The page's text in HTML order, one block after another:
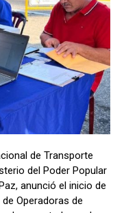
de Transporte
del Poder Popular
anunció el inicio de
Operadoras de